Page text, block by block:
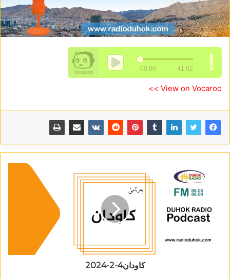
View on Vocaroo >>
کاودان4-2-2024